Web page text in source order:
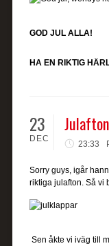
GOD JUL ALLA!
HA EN RIKTIG
23
DEC
23:33
Sorry guys, igår
riktiga julafton. Så vi
Sen åkte vi iväg till